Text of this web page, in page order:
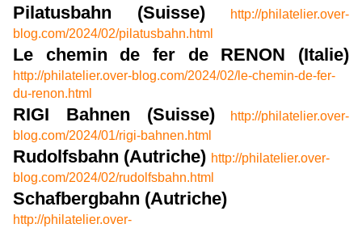
Pilatusbahn (Suisse)
http://philatelier.over-
blog.com/2024/02/pilatusbahn.html
Le chemin de fer de RENON (Italie)
http://philatelier.over-blog.com/2024/02/le-chemin-de-fer-
du-renon.html
RIGI Bahnen (Suisse)
http://philatelier.over-
blog.com/2024/01/rigi-bahnen.html
Rudolfsbahn (Autriche) http://philatelier.over-
blog.com/2024/02/rudolfsbahn.html
Schafbergbahn (Autriche)
http://philatelier.over-